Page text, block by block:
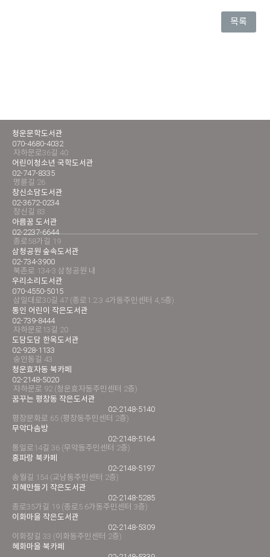
목록
청운문학도서관
070-4680-4032
자하문로36길 40
어린이청소년 국학도서관
02-747-8335
명륜길 26
창신소담도서관
02-3672-0234
창신길 83
아름꿈 도서관
02-2237-6644
종로58가길 19
삼청공원 숲속도서관
02-734-3900
북촌로 134-3 삼청공원 내
우리소리도서관
070-4550-5015
삼일대로30길 47 (종로1.2.3.4가동주민센터 4,5층)
통인 어린이 작은도서관
02-739-8444
자하문로13길 20
도담도담 한옥도서관
02-928-1133
숭인동길 43
청운효자동 북카페
02-2148-5020
자하문로 92 (청운효자동주민센터 2층)
꿈꾸는 평창동 작은도서관
02-2148-5140
평창문화로 65 (평창동주민센터 2층)
무악다솜방
02-2148-5164
통일로14길 36 (무악동주민센터 2층)
홍파랑 북카페
02-2148-5197
송월길 154 (교남동주민센터 2층)
지혜만들기 작은도서관
02-2148-5285
종로35가길 19 (종로5.6가동주민센터 3층)
이화마을 작은도서관
02-2148-5309
이화장길 33 (이화동주민센터 2층)
혜화마을 북카페